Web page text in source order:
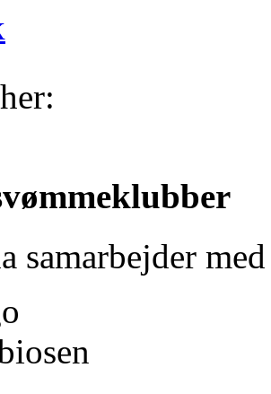
samarbejder